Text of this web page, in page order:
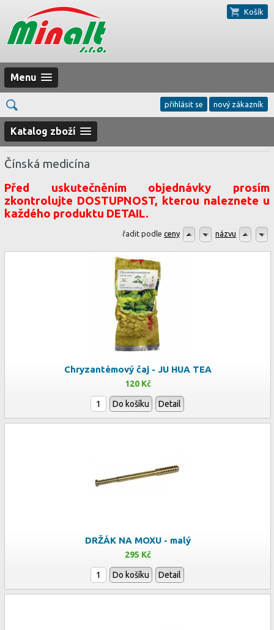
Košík
Menu
přihlásit se nový zákazník
Katalog zboží
Čínská medicína
Před uskutečněním objednávky prosím
zkontrolujte DOSTUPNOST, kterou naleznete u
každého produktu DETAIL.
řadit podle ceny názvu
Chryzantémový čaj - JU HUA TEA
120 Kč
Do košíku Detail
DRŽÁK NA MOXU - malý
295 Kč
Do košíku Detail